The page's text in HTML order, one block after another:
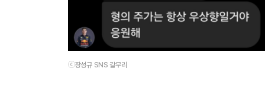
ⓒ장성규 SNS 갈무리